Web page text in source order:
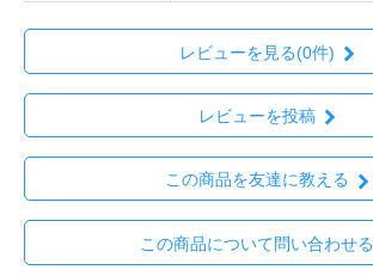
レビューを見る(0件)
レビューを投稿
この商品を友達に教える
この商品について問い合わせる